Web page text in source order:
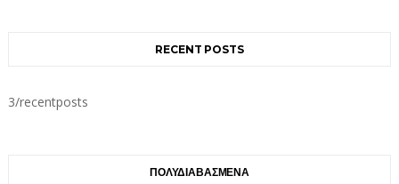
RECENT POSTS
3/recentposts
ΠΟΛΥΔΙΑΒΑΣΜΕΝΑ